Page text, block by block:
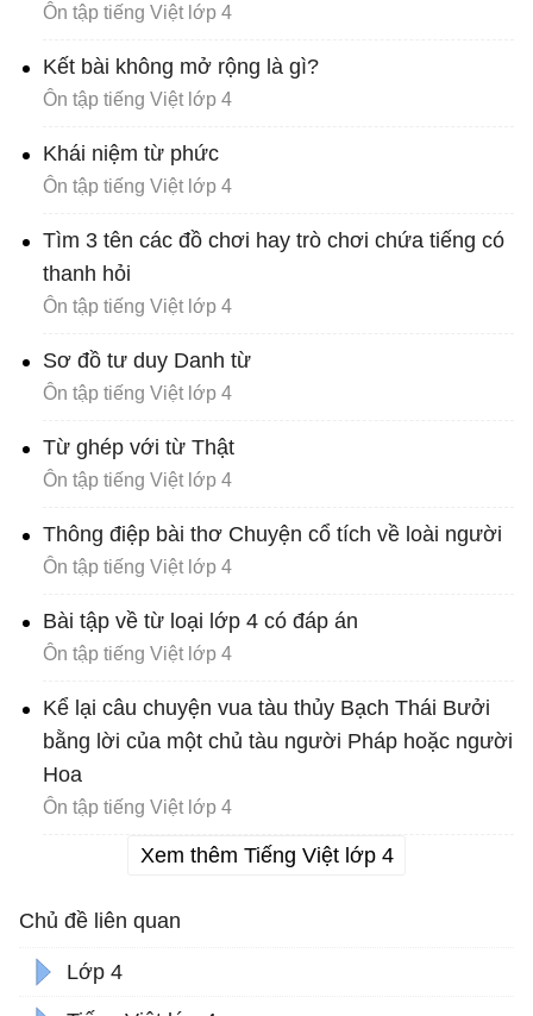
Ôn tập tiếng Việt lớp 4
Kết bài không mở rộng là gì?
Ôn tập tiếng Việt lớp 4
Khái niệm từ phức
Ôn tập tiếng Việt lớp 4
Tìm 3 tên các đồ chơi hay trò chơi chứa tiếng có
thanh hỏi
Ôn tập tiếng Việt lớp 4
Sơ đồ tư duy Danh từ
Ôn tập tiếng Việt lớp 4
Từ ghép với từ Thật
Ôn tập tiếng Việt lớp 4
Thông điệp bài thơ Chuyện cổ tích về loài người
Ôn tập tiếng Việt lớp 4
Bài tập về từ loại lớp 4 có đáp án
Ôn tập tiếng Việt lớp 4
Kể lại câu chuyện vua tàu thủy Bạch Thái Bưởi
bằng lời của một chủ tàu người Pháp hoặc người
Hoa
Ôn tập tiếng Việt lớp 4
Xem thêm Tiếng Việt lớp 4
Chủ đề liên quan
Lớp 4